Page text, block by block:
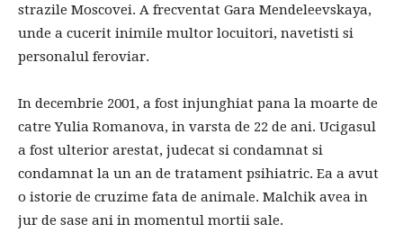
strazile Moscovei. A frecventat Gara Mendeleevskaya,
unde a cucerit inimile multor locuitori, navetisti si
personalul feroviar.
In decembrie 2001, a fost injunghiat pana la moarte de
catre Yulia Romanova, in varsta de 22 de ani. Ucigasul
a fost ulterior arestat, judecat si condamnat si
condamnat la un an de tratament psihiatric. Ea a avut
o istorie de cruzime fata de animale. Malchik avea in
jur de sase ani in momentul mortii sale.